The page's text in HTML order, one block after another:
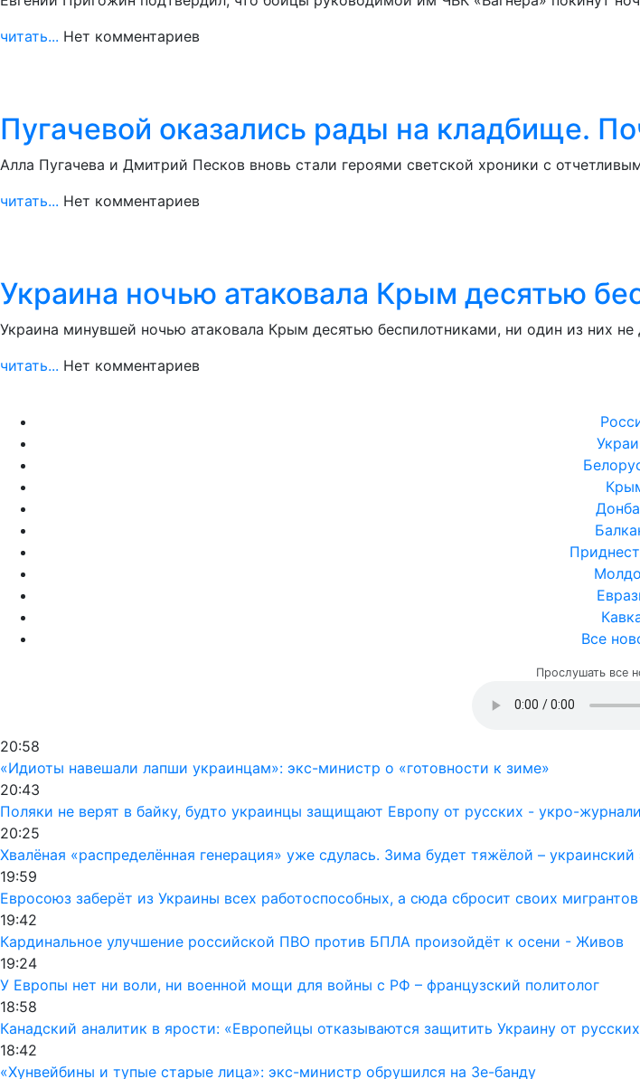
читать... Нет комментариев
Пугачевой оказались рады на кладбище.
Алла Пугачева и Дмитрий Песков вновь стали героями светской хроники с
читать... Нет комментариев
Украина ночью атаковала Крым десятью
Украина минувшей ночью атаковала Крым десятью беспилотниками, ни один из них
читать... Нет комментариев
Все
Прослушать все
20:58
«Идиоты навешали лапши украинцам»: экс-министр о «готовности к зиме»
20:43
Поляки не верят в байку, будто украинцы защищают Европу от русских - укро-
20:25
Хвалёная «распределённая генерация» уже сдулась. Зима будет тяжёлой – украинский
19:59
Евросоюз заберёт из Украины всех работоспособных, а сюда сбросит своих
19:42
Кардинальное улучшение российской ПВО против БПЛА произойдёт к осени - Живов
19:24
У Европы нет ни воли, ни военной мощи для войны с РФ – французский политолог
18:58
Канадский аналитик в ярости: «Европейцы отказываются защитить Украину от
18:42
«Хунвейбины и тупые старые лица»: экс-министр обрушился на Зе-банду